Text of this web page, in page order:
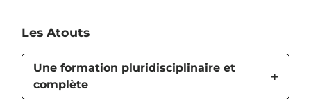
Les Atouts
Une formation pluridisciplinaire et
complète